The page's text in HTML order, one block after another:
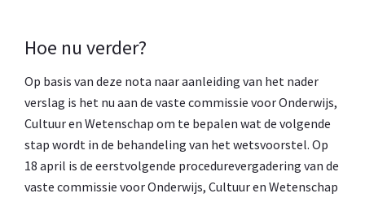
Hoe nu verder?
Op basis van deze nota naar aanleiding van het nader
verslag is het nu aan de vaste commissie voor Onderwijs,
Cultuur en Wetenschap om te bepalen wat de volgende
stap wordt in de behandeling van het wetsvoorstel. Op
18 april is de eerstvolgende procedurevergadering van de
vaste commissie voor Onderwijs, Cultuur en Wetenschap